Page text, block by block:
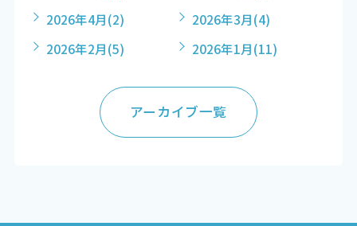
2026年4月(2) 2026年3月(4)
2026年2月(5) 2026年1月(11)
アーカイブ一覧